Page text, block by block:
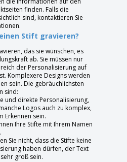
finden. Falls die
sind, kontaktieren Sie
Stift gravieren?
das sie wünschen, es
ab. Sie müssen nur
der Personalisierung auf
Komplexere Designs werden
sein. Die gebräuchlichsten
sind:
und direkte Personalisierung,
Logos auch zu komplex,
Erkennen sein.
Ihre Stifte mit Ihrem Namen
Sie nicht, dass die Stifte keine
haben dürfen, der Text
groß sein.